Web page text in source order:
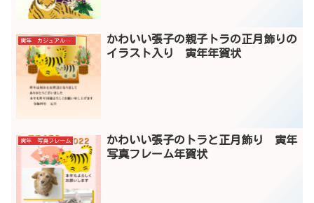
寅年 カジュアル年賀状
かわいい張子の親子トラの正月飾りの
イラスト入り 寅年年賀状
寅年 写真フレーム
かわいい張子のトラと正月飾り 寅年
写真フレーム年賀状